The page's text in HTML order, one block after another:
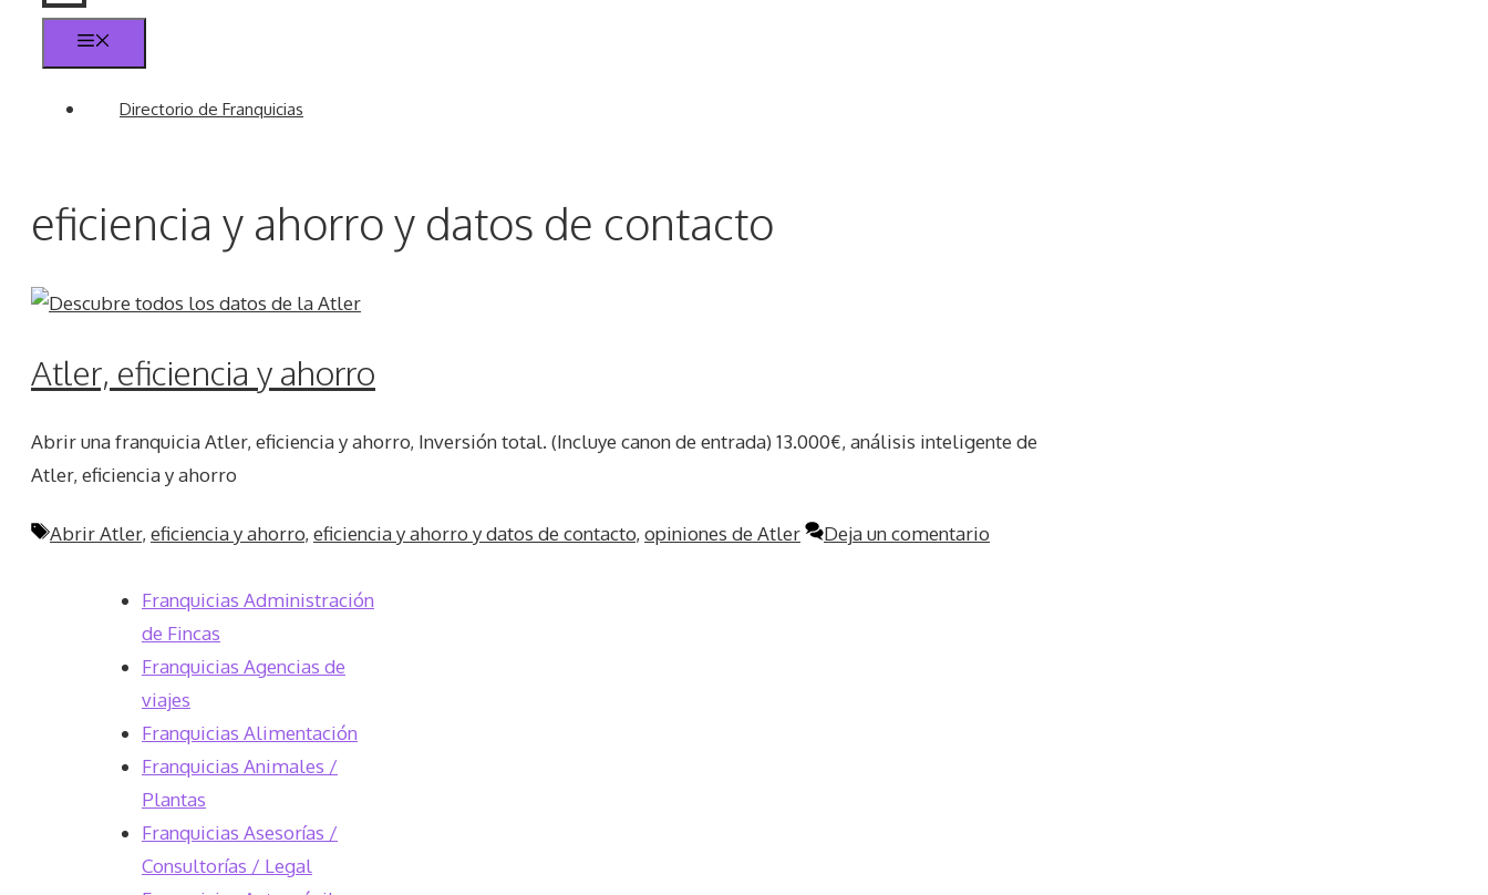
Directorio de Franquicias
eficiencia y ahorro y datos de contacto
Atler, eficiencia y ahorro
Abrir una franquicia Atler, eficiencia y ahorro, Inversión total. (Incluye canon de entrada) 13.000€, análisis inteligente de
Atler, eficiencia y ahorro
Etiquetas
Abrir Atler, eficiencia y ahorro, eficiencia y ahorro y datos de contacto, opiniones de Atler Deja un comentario
Franquicias Administración
de Fincas
Franquicias Agencias de
viajes
Franquicias Alimentación
Franquicias Animales /
Plantas
Franquicias Asesorías /
Consultorías / Legal